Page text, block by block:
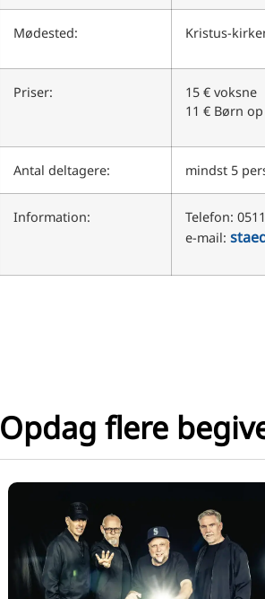
Mødested: Kristus-
Priser:
15 € voksne
11 € Børn
Antal deltagere: mindst 5
Information:
Telefon:
e-mail:
Opdag flere